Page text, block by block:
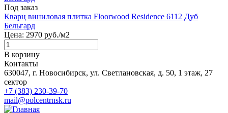
Под заказ
Кварц виниловая плитка Floorwood Residence 6112 Дуб
Бельгард
Цена: 2970 руб./м2
В корзину
Контакты
630047, г. Новосибирск, ул. Светлановская, д. 50, 1 этаж, 27
сектор
+7 (383) 230-39-70
mail@polcentrnsk.ru